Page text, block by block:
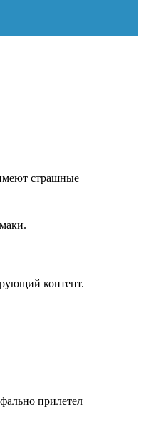
страшные
контент.
прилетел